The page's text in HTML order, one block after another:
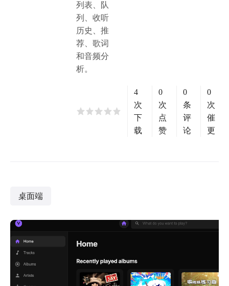
列表、队
列、收听
历史、推
荐、歌词
和音频分
析。
4
次
下
载
0
次
点
赞
0
条
评
论
0
次
催
更
桌面端